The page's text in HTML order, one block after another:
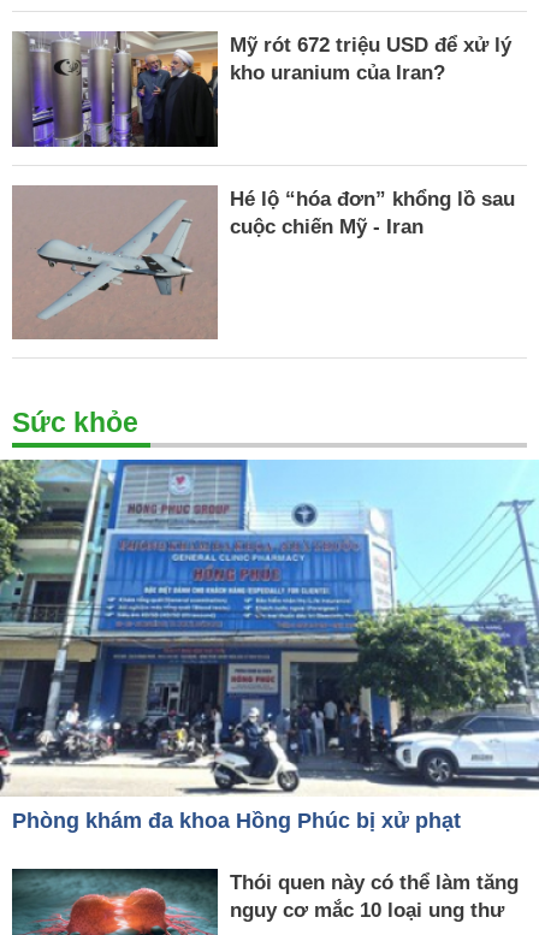
Mỹ rót 672 triệu USD để xử lý
kho uranium của Iran?
Hé lộ “hóa đơn” khổng lồ sau
cuộc chiến Mỹ - Iran
Sức khỏe
Phòng khám đa khoa Hồng Phúc bị xử phạt
Thói quen này có thể làm tăng
nguy cơ mắc 10 loại ung thư